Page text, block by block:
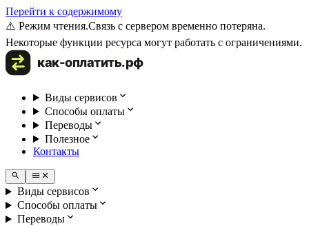
Перейти к содержимому
⚠️ Режим чтения.Связь с сервером временно потеряна.
Некоторые функции ресурса могут работать с ограничениями.
Виды сервисов
Способы оплаты
Переводы
Полезное
Контакты
Виды сервисов
Способы оплаты
Переводы